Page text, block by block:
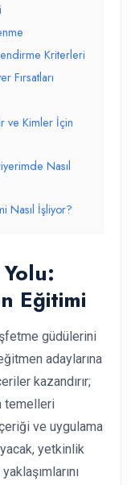
Kriterleri
Fırsatları
ve Kimler İçin
Nasıl
Nasıl İşliyor?
Eğitimi
güdülerini
adaylarına
kazandırır;
temelleri
ve uygulama
yetkinlik